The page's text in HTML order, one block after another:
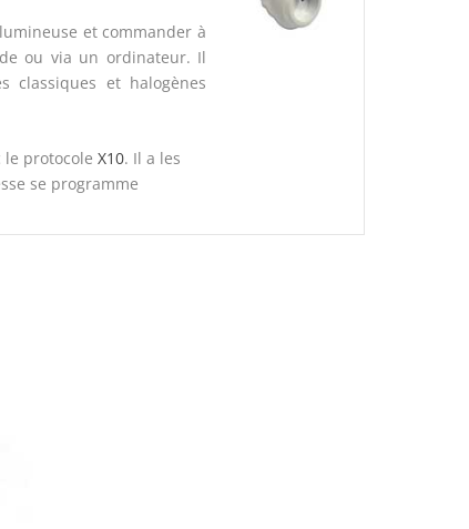
et commander à
ou via un ordinateur. Il
classiques et halogènes
le protocoleX10. Il a les
se programme